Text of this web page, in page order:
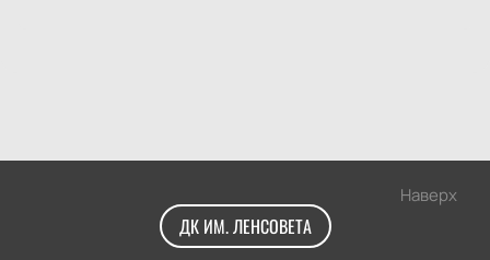
Наверх
ДК ИМ. ЛЕНСОВЕТА